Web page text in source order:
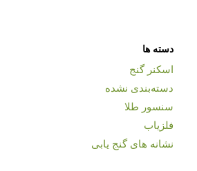
دسته ها
اسکنر گنج
دسته‌بندی نشده
سنسور طلا
فلزیاب
نشانه های گنج یابی